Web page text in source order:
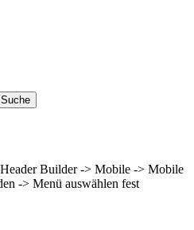
Suche
Builder -> Mobile -> Mobile
-> Menü auswählen fest